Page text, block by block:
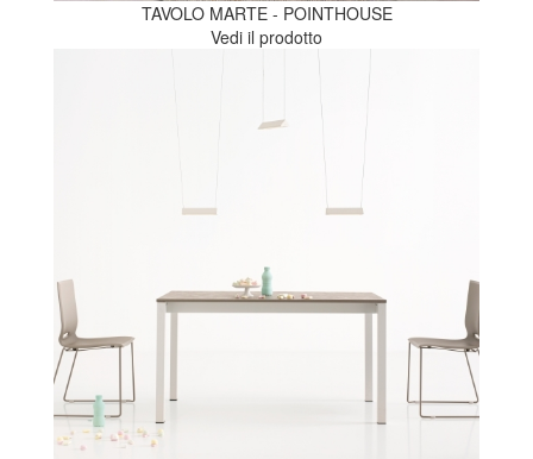
TAVOLO MARTE - POINTHOUSE
Vedi il prodotto